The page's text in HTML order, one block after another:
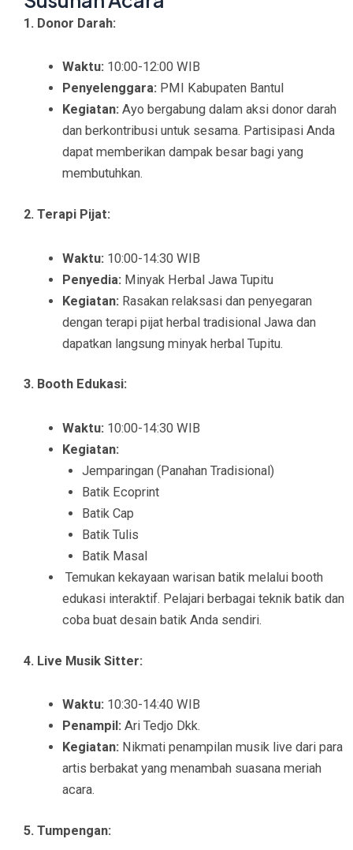
1. Donor Darah:
Waktu: 10:00-12:00 WIB
Penyelenggara: PMI Kabupaten Bantul
Kegiatan: Ayo bergabung dalam aksi donor darah
dan berkontribusi untuk sesama. Partisipasi Anda
dapat memberikan dampak besar bagi yang
membutuhkan.
2. Terapi Pijat:
Waktu: 10:00-14:30 WIB
Penyedia: Minyak Herbal Jawa Tupitu
Kegiatan: Rasakan relaksasi dan penyegaran
dengan terapi pijat herbal tradisional Jawa dan
dapatkan langsung minyak herbal Tupitu.
3. Booth Edukasi:
Waktu: 10:00-14:30 WIB
Kegiatan:
Jemparingan (Panahan Tradisional)
Batik Ecoprint
Batik Cap
Batik Tulis
Batik Masal
Temukan kekayaan warisan batik melalui booth
edukasi interaktif. Pelajari berbagai teknik batik dan
coba buat desain batik Anda sendiri.
4. Live Musik Sitter:
Waktu: 10:30-14:40 WIB
Penampil: Ari Tedjo Dkk.
Kegiatan: Nikmati penampilan musik live dari para
artis berbakat yang menambah suasana meriah
acara.
5. Tumpengan: